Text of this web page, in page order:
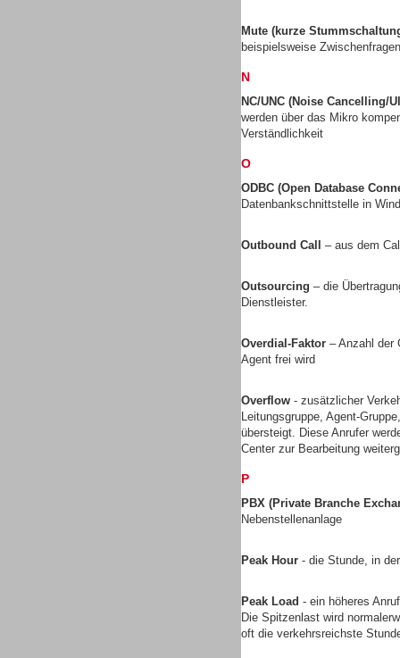
Mute (kurze
beispielsweise
N
NC/UNC (Noise Cancelling/
werden über das Mikro
Verständlichkeit
O
ODBC (Open Database
Datenbankschnittstelle in
Outbound Call – aus dem
Outsourcing – die
Dienstleister.
Overdial-Faktor – Anzahl der
Agent frei wird
Overflow - zusätzlicher
Leitungsgruppe, Agent-
übersteigt. Diese Anrufer
Center zur Bearbeitung
P
PBX (Private Branche
Nebenstellenanlage
Peak Hour - die Stunde, in
Peak Load - ein höheres
Die Spitzenlast wird
oft die verkehrsreichste